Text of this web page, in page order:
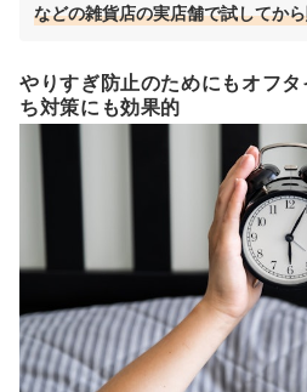
などの雑貨店の実店舗で試してか
やりすぎ防止のためにもオフ
ち対策にも効果的